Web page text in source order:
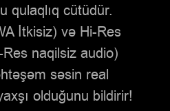
qulaqlıq cütüdür.
İtkisiz) və Hi-Res
naqilsiz audio)
səsin real
olduğunu bildirir!